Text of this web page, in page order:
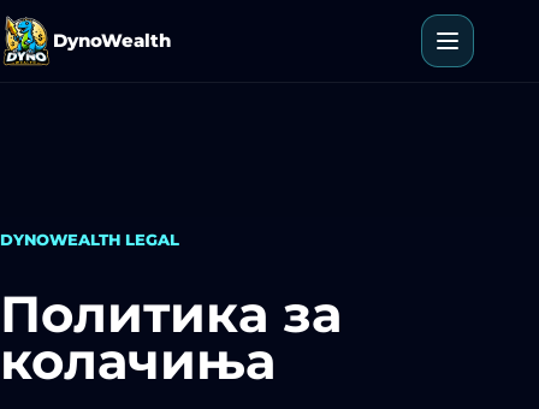
Skip to content
DynoWealth
Отвори
DYNOWEALTH LEGAL
Политика за
колачиња